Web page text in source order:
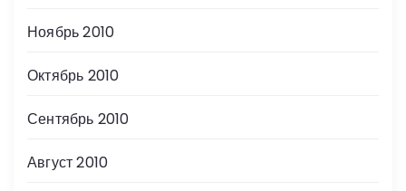
Ноябрь 2010
Октябрь 2010
Сентябрь 2010
Август 2010